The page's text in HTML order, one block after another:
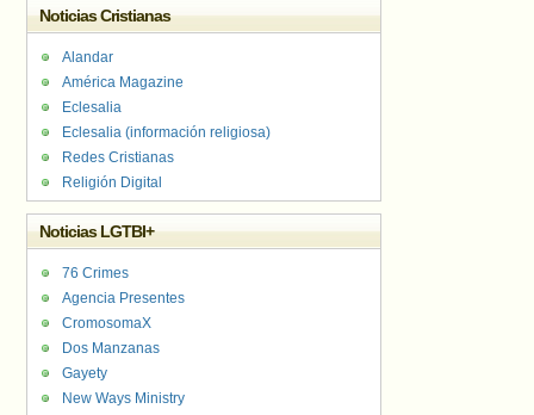
Noticias Cristianas
Alandar
América Magazine
Eclesalia
Eclesalia (información religiosa)
Redes Cristianas
Religión Digital
Noticias LGTBI+
76 Crimes
Agencia Presentes
CromosomaX
Dos Manzanas
Gayety
New Ways Ministry